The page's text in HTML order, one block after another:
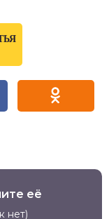
её
нет)